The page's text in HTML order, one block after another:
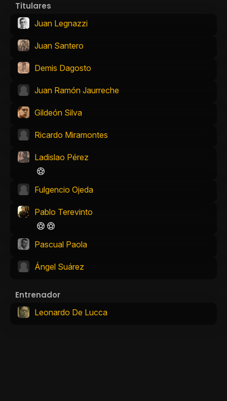
Titulares
Juan Legnazzi
Juan Santero
Demis Dagosto
Juan Ramón Jaurreche
Gildeón Silva
Ricardo Miramontes
Ladislao Pérez
Fulgencio Ojeda
Pablo Terevinto
Pascual Paola
Ángel Suárez
Entrenador
Leonardo De Lucca